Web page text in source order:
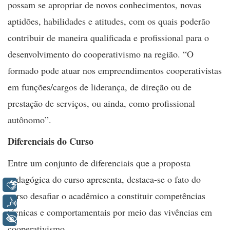
possam se apropriar de novos conhecimentos, novas
aptidões, habilidades e atitudes, com os quais poderão
contribuir de maneira qualificada e profissional para o
desenvolvimento do cooperativismo na região. “O
formado pode atuar nos empreendimentos cooperativistas
em funções/cargos de liderança, de direção ou de
prestação de serviços, ou ainda, como profissional
autônomo”.
Diferenciais do Curso
Entre um conjunto de diferenciais que a proposta
pedagógica do curso apresenta, destaca-se o fato do
curso desafiar o acadêmico a constituir competências
técnicas e comportamentais por meio das vivências em
Libras
Voz
+ Acessibilidade